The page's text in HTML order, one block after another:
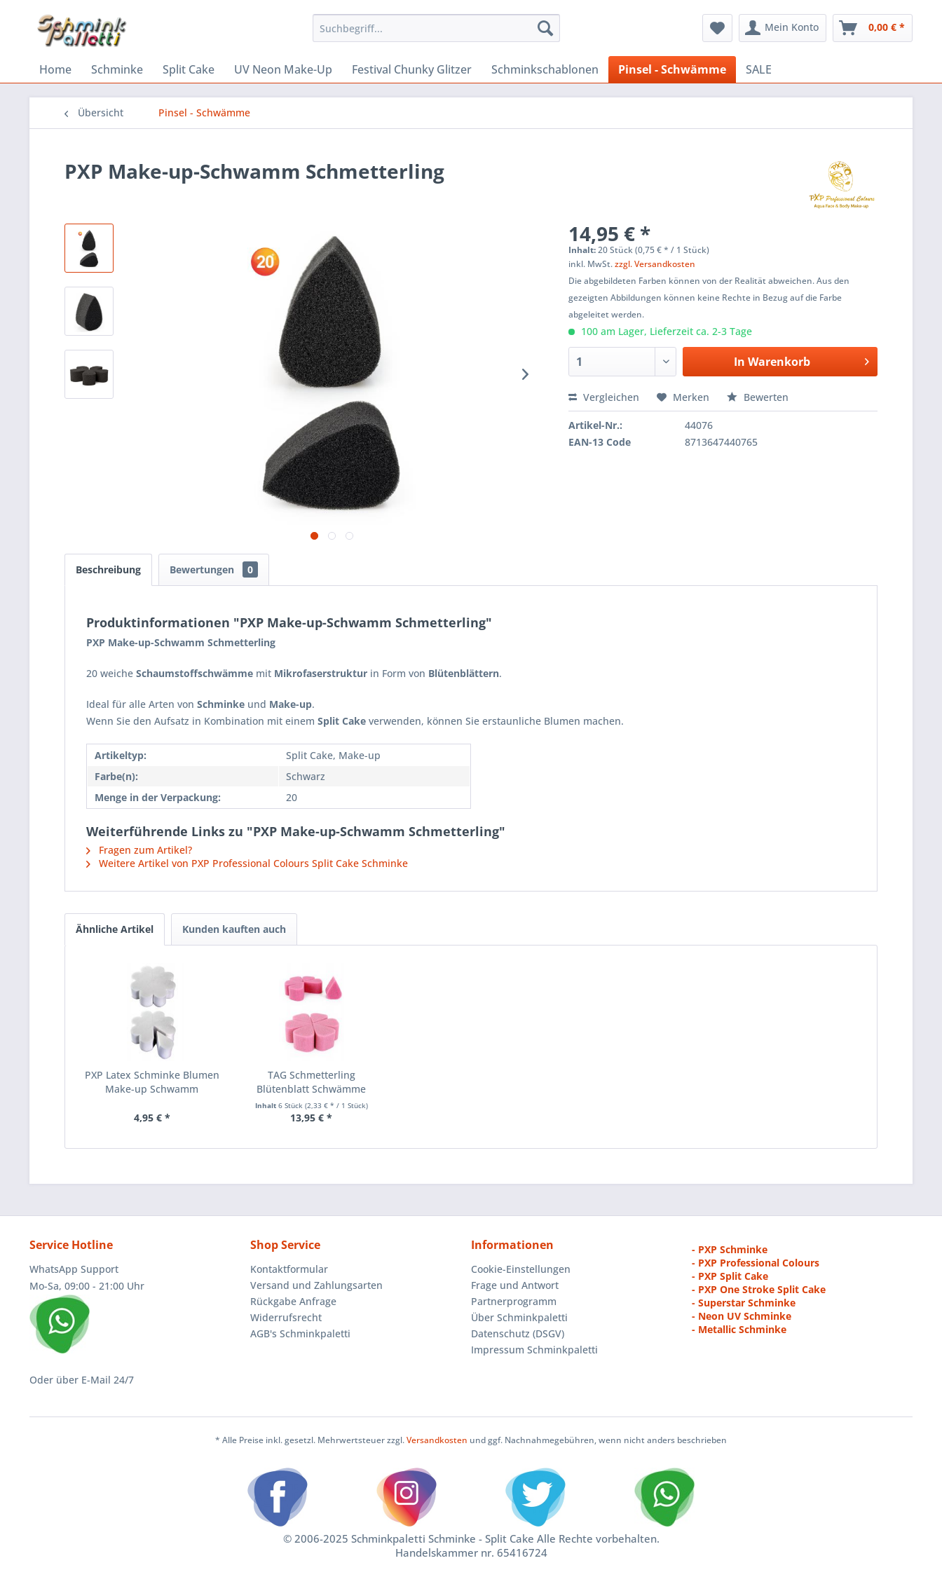
Mein Konto 0,00 € *
Home Schminke Split Cake UV Neon Make-Up Festival Chunky Glitzer Schminkschablonen Pinsel - Schwämme SALE
Übersicht Pinsel - Schwämme
PXP Make-up-Schwamm Schmetterling
14,95 € *
Inhalt:20 Stück (0,75 € * / 1 Stück)
inkl. MwSt.zzgl. Versandkosten
Die abgebildeten Farben können von der Realität abweichen. Aus den
gezeigten Abbildungen können keine Rechte in Bezug auf die Farbe
abgeleitet werden.
100 am Lager, Lieferzeit ca. 2-3 Tage
In Warenkorb
Vergleichen Merken Bewerten
Artikel-Nr.:
44076
EAN-13 Code
8713647440765
Beschreibung Bewertungen 0
Produktinformationen "PXP Make-up-Schwamm Schmetterling"
PXP Make-up-Schwamm Schmetterling
20 weiche Schaumstoffschwämme mit Mikrofaserstruktur in Form von Blütenblättern.
Ideal für alle Arten von Schminke und Make-up.
Wenn Sie den Aufsatz in Kombination mit einem Split Cake verwenden, können Sie erstaunliche Blumen machen.
Artikeltyp:
Split Cake, Make-up
Farbe(n):
Schwarz
Menge in der Verpackung:
20
Weiterführende Links zu "PXP Make-up-Schwamm Schmetterling"
Fragen zum Artikel?
Weitere Artikel von PXP Professional Colours Split Cake Schminke
Ähnliche Artikel Kunden kauften auch
PXP Latex Schminke Blumen
Make-up Schwamm
4,95 € *
TAG Schmetterling
Blütenblatt Schwämme
Inhalt 6 Stück (2,33 € * / 1 Stück)
13,95 € *
Service Hotline
WhatsApp Support
Mo-Sa, 09:00 - 21:00 Uhr
Oder über E-Mail 24/7
Shop Service
Kontaktformular
Versand und Zahlungsarten
Rückgabe Anfrage
Widerrufsrecht
AGB's Schminkpaletti
Informationen
Cookie-Einstellungen
Frage und Antwort
Partnerprogramm
Über Schminkpaletti
Datenschutz (DSGV)
Impressum Schminkpaletti
- PXP Schminke
- PXP Professional Colours
- PXP Split Cake
- PXP One Stroke Split Cake
- Superstar Schminke
- Neon UV Schminke
- Metallic Schminke
* Alle Preise inkl. gesetzl. Mehrwertsteuer zzgl.Versandkosten und ggf. Nachnahmegebühren, wenn nicht anders beschrieben
© 2006-2025 Schminkpaletti Schminke - Split Cake Alle Rechte vorbehalten.
Handelskammer nr. 65416724